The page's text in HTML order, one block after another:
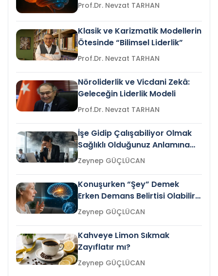
Prof.Dr. Nevzat TARHAN
Klasik ve Karizmatik Modellerin
Ötesinde “Bilimsel Liderlik”
Prof.Dr. Nevzat TARHAN
Nöroliderlik ve Vicdani Zekâ:
Geleceğin Liderlik Modeli
Prof.Dr. Nevzat TARHAN
İşe Gidip Çalışabiliyor Olmak
Sağlıklı Olduğunuz Anlamına
Gelir mi?Zeynep GÜÇLÜCAN
Konuşurken “Şey” Demek
Erken Demans Belirtisi Olabilir
mi?
Zeynep GÜÇLÜCAN
Kahveye Limon Sıkmak
Zayıflatır mı?
Zeynep GÜÇLÜCAN